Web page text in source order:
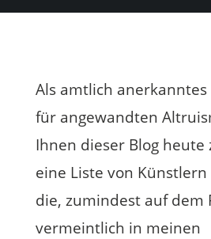
Als amtlich
für angewandten
Ihnen dieser Blog heute
eine Liste von
die, zumindest auf dem
vermeintlich in meinen